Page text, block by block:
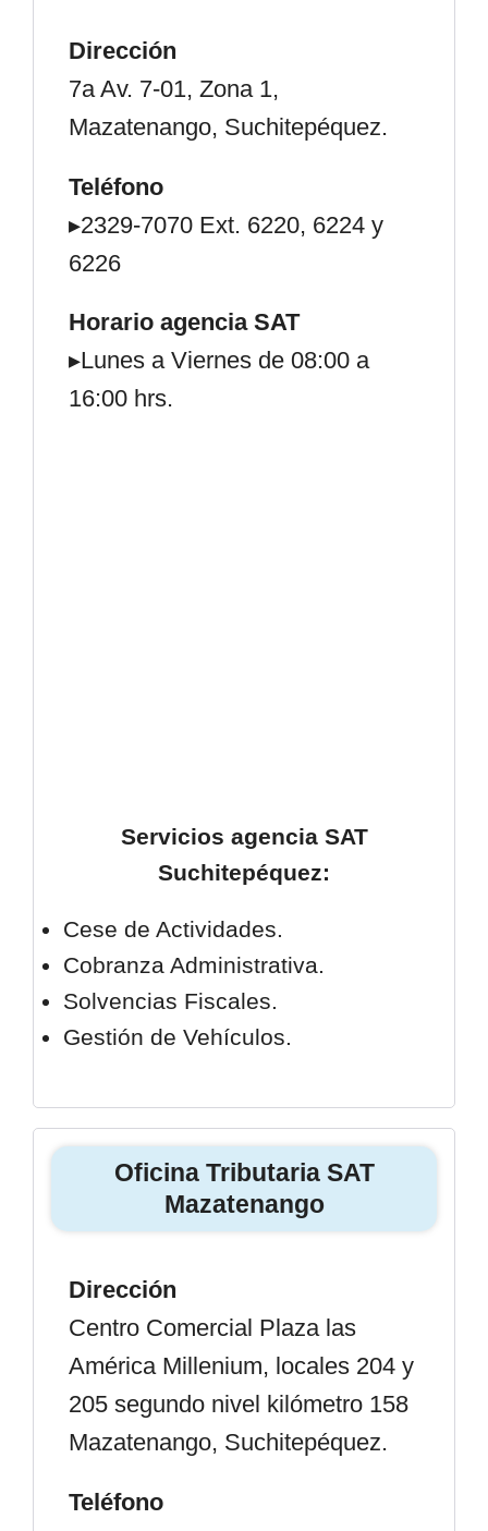
Dirección
7a Av. 7-01, Zona 1,
Mazatenango, Suchitepéquez.
Teléfono
▸2329-7070 Ext. 6220, 6224 y
6226
Horario agencia SAT
▸Lunes a Viernes de 08:00 a
16:00 hrs.
Servicios agencia SAT
Suchitepéquez:
Cese de Actividades.
Cobranza Administrativa.
Solvencias Fiscales.
Gestión de Vehículos.
Oficina Tributaria SAT
Mazatenango
Dirección
Centro Comercial Plaza las
América Millenium, locales 204 y
205 segundo nivel kilómetro 158
Mazatenango, Suchitepéquez.
Teléfono